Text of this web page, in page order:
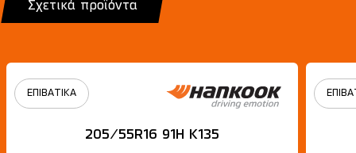
Σχετικά προϊόντα
ΕΠΙΒΑΤΙΚΑ
205/55R16 91H Κ135